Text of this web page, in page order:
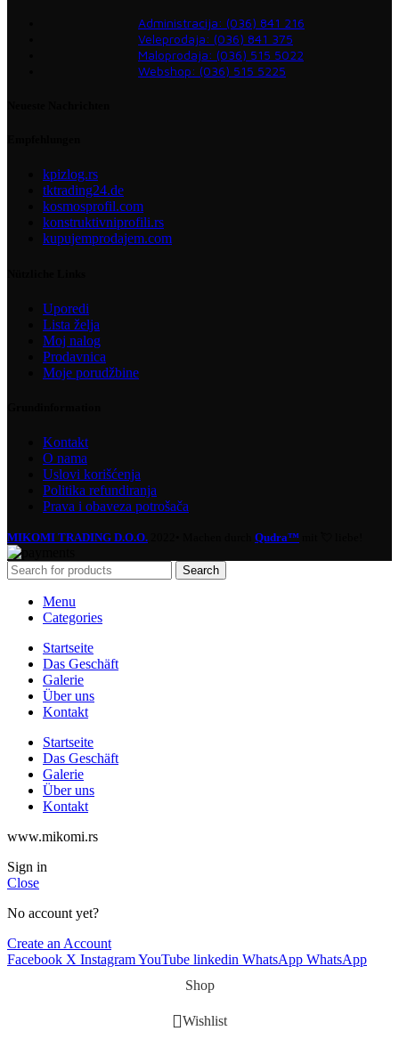
Administracija: (036) 841 216
Veleprodaja: (036) 841 375
Maloprodaja: (036) 515 5022
Webshop: (036) 515 5225
kpizlog.rs
tktrading24.de
kosmosprofil.com
konstruktivniprofili.rs
kupujemprodajem.com
Uporedi
Lista želja
Moj nalog
Prodavnica
Moje porudžbine
Kontakt
O nama
Uslovi korišćenja
Politika refundiranja
Prava i obaveza potrošača
MIKOMI TRADING D.O.O. Qudra™
Search
Menu
Categories
Startseite
Das Geschäft
Galerie
Über uns
Kontakt
Startseite
Das Geschäft
Galerie
Über uns
Kontakt
www.mikomi.rs
Sign in
Close
No account yet?
Create an Account
Facebook X InstagramYouTube linkedin WhatsApp WhatsApp
Shop
Wishlist